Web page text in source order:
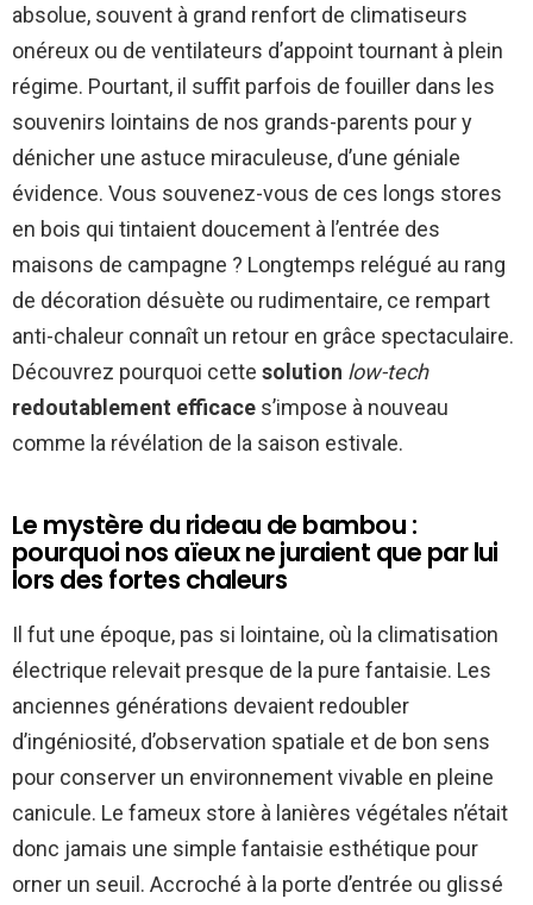
absolue, souvent à grand renfort de climatiseurs
onéreux ou de ventilateurs d’appoint tournant à plein
régime. Pourtant, il suffit parfois de fouiller dans les
souvenirs lointains de nos grands-parents pour y
dénicher une astuce miraculeuse, d’une géniale
évidence. Vous souvenez-vous de ces longs stores
en bois qui tintaient doucement à l’entrée des
maisons de campagne ? Longtemps relégué au rang
de décoration désuète ou rudimentaire, ce rempart
anti-chaleur connaît un retour en grâce spectaculaire.
Découvrez pourquoi cette solution low-tech
redoutablement efficace s’impose à nouveau
comme la révélation de la saison estivale.
Le mystère du rideau de bambou :
pourquoi nos aïeux ne juraient que par lui
lors des fortes chaleurs
Il fut une époque, pas si lointaine, où la climatisation
électrique relevait presque de la pure fantaisie. Les
anciennes générations devaient redoubler
d’ingéniosité, d’observation spatiale et de bon sens
pour conserver un environnement vivable en pleine
canicule. Le fameux store à lanières végétales n’était
donc jamais une simple fantaisie esthétique pour
orner un seuil. Accroché à la porte d’entrée ou glissé